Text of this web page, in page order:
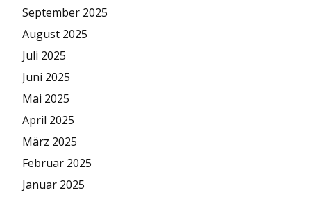
September 2025
August 2025
Juli 2025
Juni 2025
Mai 2025
April 2025
März 2025
Februar 2025
Januar 2025